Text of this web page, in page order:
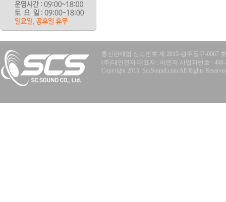
통신판매업 신고번호 제 2015-광주동구-0067
(주)대인전자 대표자 : 이민자 사업자번호 :
Copyright 2015. ScsSound.com All Rights